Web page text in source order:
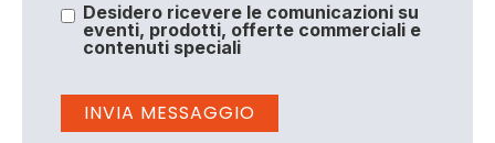
Desidero ricevere le comunicazioni su
eventi, prodotti, offerte commerciali e
contenuti speciali